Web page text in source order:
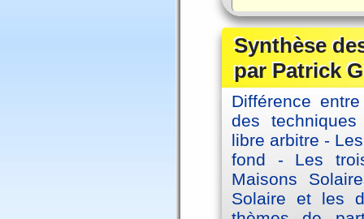
Synthèse
par Patrick
Différence
des
libre arbitre -
fond - Les
Maisons
Solaire et les